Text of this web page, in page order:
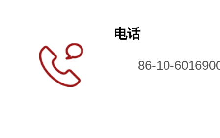
电话
86-10-